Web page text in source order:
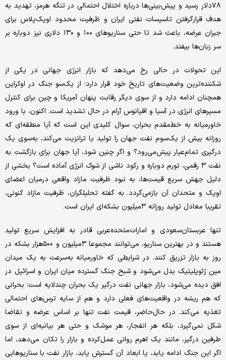
۷۸‌دلار رسید‌ و پیش‌بینی‌‌‌‌‌ها درباره اختلال احتمالی در تنگه هرمز، تهدید به
هدف قرارگرفتن تاسیسات نفتی ایران و ظرفیت محدود اوپک‌‌‌‌‌پلاس برای
جبران عرضه، باعث شد تا حتی سناریوهای ۱۰۰ و ۱۳۰ دلاری نیز دوباره بر
سر زبان‌ها بیفتد.
این تحولات در حالی رخ می‌دهد که بازار انرژی جهانی در یکی از
شکننده‌‌‌‌‌ترین وضعیت‌‌‌‌‌های تاریخ خود قرار دارد؛ از یک‌سو جنگ در اوکراین
همچنان ادامه دارد و از سوی دیگر رقابت پنهان آمریکا و چین برای کنترل
مسیرهای انرژی در آسیا و اقیانوس آرام در حال تشدید است. اکنون، با ورود
خاورمیانه به خط‌مقدم بحران، سوال کلیدی این است که آیا منطقه‌ای که
روزانه بیش از یک‌سوم نفت جهان را تولید یا ترانزیت می‌کند، به‌سوی یک
درگیری تمام‌‌‌‌‌عیار پیش‌می‌رود؟ و اگر چنین شود، آیا جهان برای بازگشت به
نفت ۳ رقمی، تورم دوباره و رکود ناشی از شوک انرژی آماده است؟ بخشی از
دلیل جهش سریع قیمت‌ها، به نبود ظرفیت مازاد واقعی درمیان اعضای
اوپک و متحدان آن بازمی‌‌‌‌‌گردد. به گفته تحلیلگران، ظرفیت مازاد کنونی،
تقریبا معادل تولید روزانه ۳میلیون بشکه‌‌‌‌‌ای ایران است.
تنها عربستان‌سعودی و امارات‌متحده‌عربی قادر به افزایش سریع تولید
هستند و در بهترین سناریو، می‌توانند مجموعا ۳‌میلیون و ۵۰۰‌هزار بشکه در
روز به بازار تزریق کنند. در شرایطی که خاورمیانه به‌‌‌‌‌سرعت به یک میدان
مین ژئوپلیتیک بدل می‌شود و شبح جنگ گسترده میان ایران و اسرائیل در
افق دیده می‌شود، بازار جهانی نفت درگیر یک بحران چندلایه است؛ بحرانی
که هم ریشه در واقعیت‌های فعلی دارد و هم از سایه ترس‌‌‌‌‌های احتمالی
تغذیه می‌کند. در حال‌حاضر، قیمت نفت تنها بر اساس عرضه و تقاضا
شکل نمی‌گیرد، بلکه هر انفجار، هر موشک و حتی هر بیانیه‌‌‌‌‌ای از سوی
طرفین درگیر، مانند یک اهرم روانی عمل‌کرده و بازار را تکان می‌دهد، اما
اگر این جنگ ادامه یابد، یا ابعاد آن گسترش یابد، بازار نفت با سناریوهایی